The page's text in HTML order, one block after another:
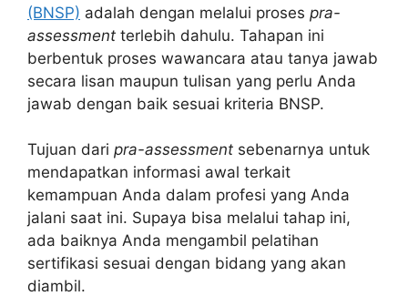
(BNSP) adalah dengan melalui proses pra-
assessment terlebih dahulu. Tahapan ini
berbentuk proses wawancara atau tanya jawab
secara lisan maupun tulisan yang perlu Anda
jawab dengan baik sesuai kriteria BNSP.
Tujuan dari pra-assessment sebenarnya untuk
mendapatkan informasi awal terkait
kemampuan Anda dalam profesi yang Anda
jalani saat ini. Supaya bisa melalui tahap ini,
ada baiknya Anda mengambil pelatihan
sertifikasi sesuai dengan bidang yang akan
diambil.